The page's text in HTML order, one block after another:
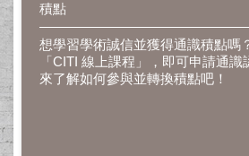
積點
想學習學術誠信並獲得通識積點嗎
「CITI 線上課程」，即可申請通
來了解如何參與並轉換積點吧！